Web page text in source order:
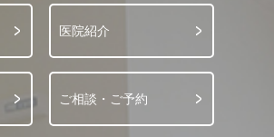
医院紹介
ご相談・ご予約